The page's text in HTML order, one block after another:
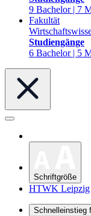
9 Bachelor | 7
Fakultät
Studiengänge
6 Bachelor | 5
Schriftgröße
HTWK Leipzig
Schnelleinstieg